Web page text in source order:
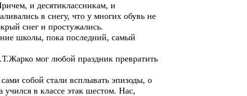
и десятиклассникам, и
в снегу, что у многих обувь не
снег и простужались.
школы, пока последний, самый
мог любой праздник превратить
собой стали всплывать эпизоды, о
в классе этак шестом. Нас,